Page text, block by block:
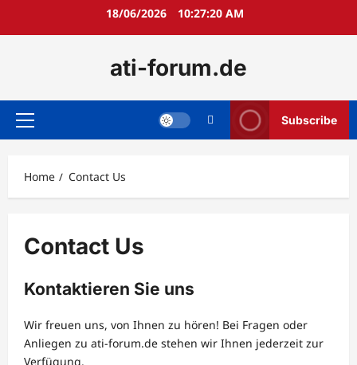
18/06/2026 10:27:20 AM
ati-forum.de
Primary
Subscribe
Home Contact Us
Contact Us
Kontaktieren Sie uns
Wir freuen uns, von Ihnen zu hören! Bei Fragen oder
Anliegen zu ati-forum.de stehen wir Ihnen jederzeit zur
Verfügung.